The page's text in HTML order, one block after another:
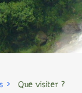
Que visiter ?